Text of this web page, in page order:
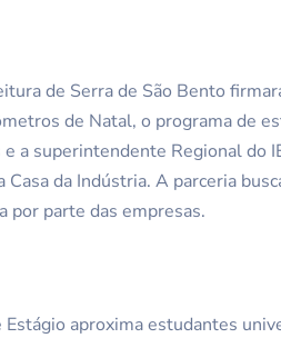
de Serra de São Bento
de Natal, o programa de
e a superintendente Regional do
Casa da Indústria. A parceria
por parte das empresas.
Estágio aproxima estudantes